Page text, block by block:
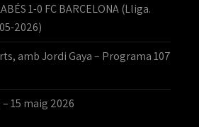
1-0 FC BARCELONA (Lliga.
2026)
amb Jordi Gaya – Programa 107
15 maig 2026